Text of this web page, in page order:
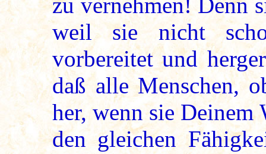
weil sie nicht
vorbereitet und
daß alle Menschen,
her, wenn sie Deinem
den gleichen